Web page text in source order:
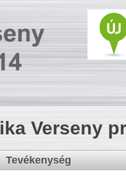
Verseny
Tevékenység